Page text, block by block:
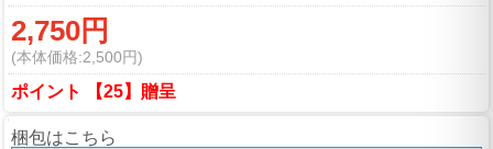
2,750円
(本体価格:2,500円)
ポイント 【25】贈呈
梱包はこちら